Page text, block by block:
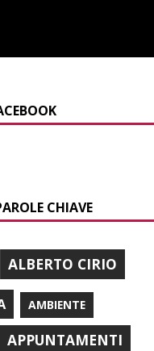
CHIAVE
ALBERTO CIRIO
AMBIENTE
APPUNTAMENTI